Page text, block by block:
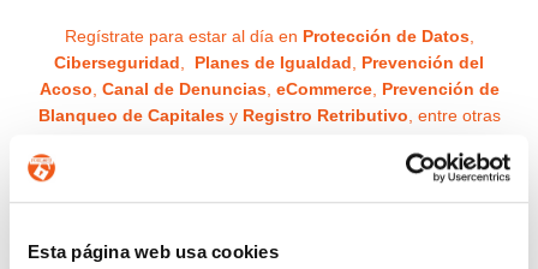
Esta página web usa cookies
Regístrate para estar al día en Protección de Datos,
Ciberseguridad
Planes de Igualdad
Prevención del
Acoso Canal de Denuncias, eCommerce, Prevención de
Blanqueo de Capitalesy Registro Retributivo , entre otras